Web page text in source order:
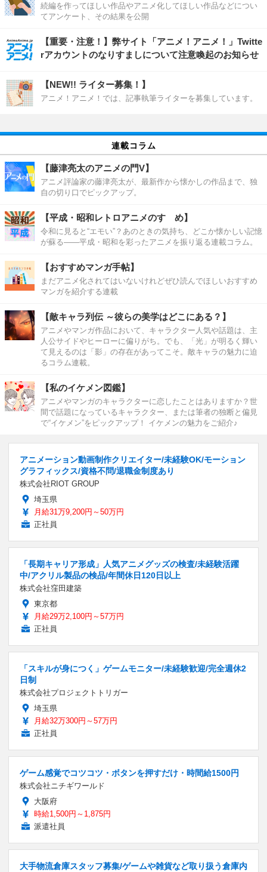
続編を作ってほしい作品やアニメ化してほしい作品などについ
てアンケート、その結果を公開
【重要・注意！】弊サイト「アニメ！アニメ！」Twitte
rアカウントのなりすましについて注意喚起のお知らせ
【NEW!! ライター募集！】
アニメ！アニメ！では、記事執筆ライターを募集しています。
連載コラム
【藤津亮太のアニメの門V】
アニメ評論家の藤津亮太が、最新作から懐かしの作品まで、独
自の切り口でピックアップ。
【平成・昭和レトロアニメのすゝめ】
令和に見ると“エモい”？あのときの気持ち、どこか懐かしい記憶
が蘇る――平成・昭和を彩ったアニメを振り返る連載コラム。
【おすすめマンガ手帖】
まだアニメ化されてはいないけれどぜひ読んでほしいおすすめ
マンガを紹介する連載
【敵キャラ列伝 ～彼らの美学はどこにある？】
アニメやマンガ作品において、キャラクター人気や話題は、主
人公サイドやヒーローに偏りがち。でも、「光」が明るく輝い
て見えるのは「影」の存在があってこそ。敵キャラの魅力に迫
るコラム連載。
【私のイケメン図鑑】
アニメやマンガのキャラクターに恋したことはありますか？世
間で話題になっているキャラクター、または筆者の独断と偏見
で“イケメン”をピックアップ！ イケメンの魅力をご紹介♪
アニメーション動画制作クリエイター/未経験OK/モーション
グラフィックス/資格不問/退職金制度あり
株式会社RIOT GROUP
埼玉県
月給31万9,200円～50万円
正社員
「長期キャリア形成」人気アニメグッズの検査/未経験活躍
中/アクリル製品の検品/年間休日120日以上
株式会社窪田建築
東京都
月給29万2,100円～57万円
正社員
「スキルが身につく」ゲームモニター/未経験歓迎/完全週休2
日制
株式会社プロジェクトトリガー
埼玉県
月給32万300円～57万円
正社員
ゲーム感覚でコツコツ・ボタンを押すだけ・時間給1500円
株式会社ニチギワールド
大阪府
時給1,500円～1,875円
派遣社員
大手物流倉庫スタッフ募集/ゲームや雑貨など取り扱う倉庫内